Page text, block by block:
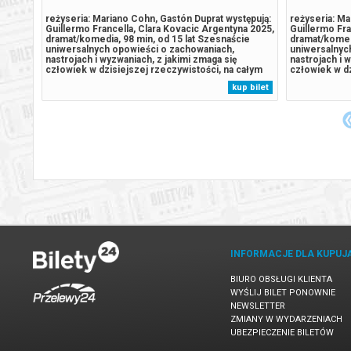
raz
reżyseria: Mariano Cohn, Gastón Duprat występują:
Guillermo Francella, Clara Kovacic Argentyna 2025,
dramat/komedia, 98 min, od 15 lat Szesnaście
uniwersalnych opowieści o zachowaniach,
nastrojach i wyzwaniach, z jakimi zmaga się
człowiek w dzisiejszej rzeczywistości, na całym
świecie. Reporter na mundialu, ksiądz z dzielnicy
slumsów, milioner, reżyser filmowy, neurotyczny
intelektualista, prezydent...
kup bilet
reżyseria:
Guillermo
dramat/
nastrojach i
człowiek w
INFORMACJE DLA
BIURO OBSŁUGI KLIENTA
WYŚLIJ BILET PONOWNIE
NEWSLETTER
ZMIANY W WYDARZENIACH
UBEZPIECZENIE BILETÓW